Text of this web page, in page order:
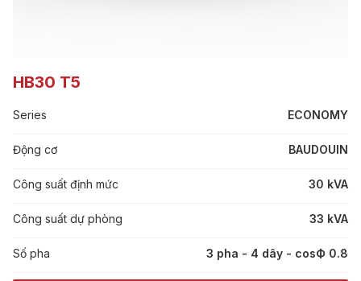
HB30 T5
Series ECONOMY
Động cơ BAUDOUIN
Công suất định mức 30 kVA
Công suất dự phòng 33 kVA
Số pha 3 pha - 4 dây - cosФ 0.8